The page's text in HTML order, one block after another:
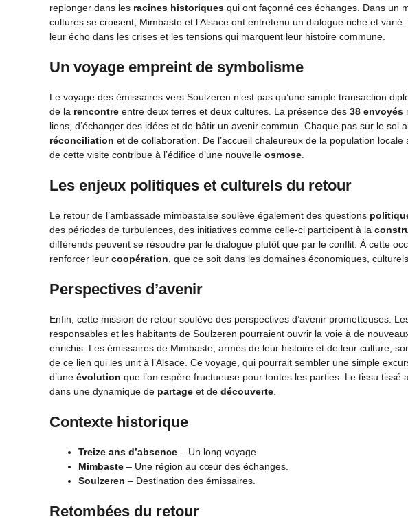
replonger dans les racines historiques qui ont façonné ces échanges. Dans un
cultures se croisent, Mimbaste et l’Alsace ont entretenu un dialogue riche et varié.
leur écho dans les crises et les tensions qui marquent leur histoire commune.
Un voyage empreint de symbolisme
Le voyage des émissaires vers Soulzeren n’est pas qu’une simple transaction
de la rencontre entre deux terres et deux cultures. La présence des 38 envoyés
liens, d’échanger des idées et de bâtir un avenir commun. Chaque pas sur le sol
réconciliation et de collaboration. De l’accueil chaleureux de la population
de cette visite contribue à l’édifice d’une nouvelle osmose.
Les enjeux politiques et culturels du retour
Le retour de l’ambassade mimbastaise soulève également des questions
des périodes de turbulences, des initiatives comme celle-ci participent à la
différends peuvent se résoudre par le dialogue plutôt que par le conflit. À cette
renforcer leur coopération, que ce soit dans les domaines économiques,
Perspectives d’avenir
Enfin, cette mission de retour soulève des perspectives d’avenir prometteuses.
responsables et les habitants de Soulzeren pourraient ouvrir la voie à de
enrichis. Les émissaires de Mimbaste, armés de leur histoire et de leur culture,
de ce lien qui les unit à l’Alsace. Ce voyage, qui pourrait sembler une simple
d’une évolution que l’on espère fructueuse pour toutes les parties. Le tissu tissé
dans une dynamique de partage et de découverte.
Contexte historique
Treize ans d’absence – Un long voyage.
Mimbaste – Une région au cœur des échanges.
Soulzeren – Destination des émissaires.
Retombées du retour